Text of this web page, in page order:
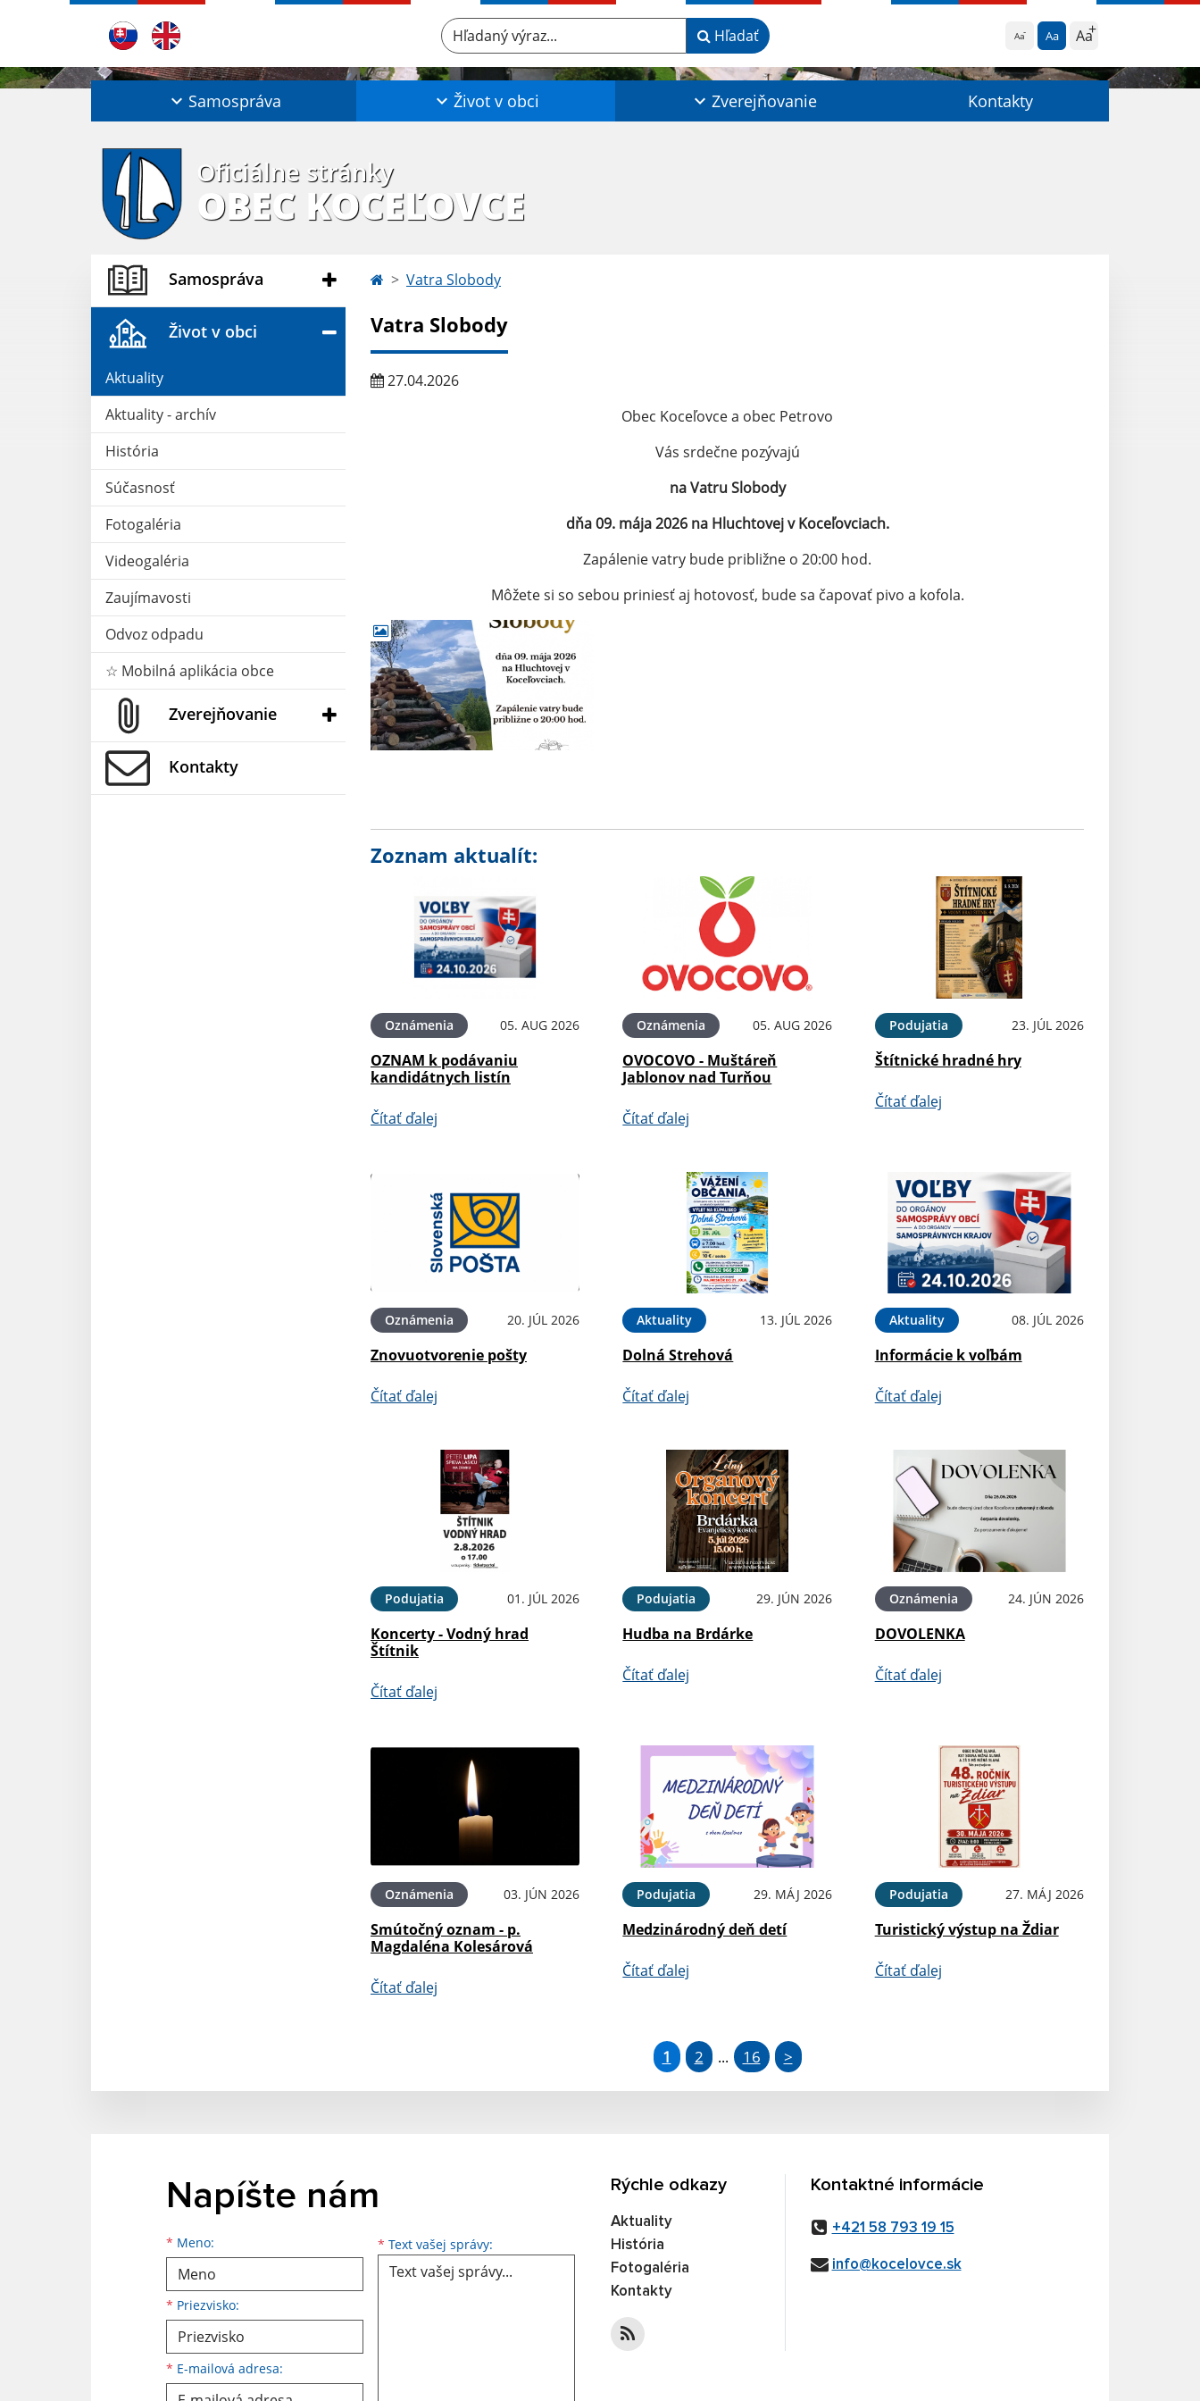
Aa Aa Aa
Hľadaný výraz... Hľadať
Samospráva Život v obci Zverejňovanie Kontakty
Oficiálne stránky
OBEC KOCEĽOVCE
Samospráva
Život v obci
Aktuality
Aktuality - archív
História
Súčasnosť
Fotogaléria
Videogaléria
Zaujímavosti
Odvoz odpadu
☆ Mobilná aplikácia obce
Zverejňovanie
Kontakty
Vatra Slobody
Vatra Slobody
27.04.2026
Obec Koceľovce a obec Petrovo
Vás srdečne pozývajú
na Vatru Slobody
dňa 09. mája 2026 na Hluchtovej v Koceľovciach.
Zapálenie vatry bude približne o 20:00 hod.
Môžete si so sebou priniesť aj hotovosť, bude sa čapovať pivo a kofola.
Zoznam aktualít:
Oznámenia 05. AUG 2026
OZNAM k podávaniu
kandidátnych listín
Čítať ďalej
Oznámenia 05. AUG 2026
OVOCOVO - Muštáreň
Jablonov nad Turňou
Čítať ďalej
Podujatia 23. JÚL 2026
Štítnické hradné hry
Čítať ďalej
Oznámenia 20. JÚL 2026
Znovuotvorenie pošty
Čítať ďalej
Aktuality 13. JÚL 2026
Dolná Strehová
Čítať ďalej
Aktuality 08. JÚL 2026
Informácie k voľbám
Čítať ďalej
Podujatia 01. JÚL 2026
Koncerty - Vodný hrad
Štítnik
Čítať ďalej
Podujatia 29. JÚN 2026
Hudba na Brdárke
Čítať ďalej
Oznámenia 24. JÚN 2026
DOVOLENKA
Čítať ďalej
Oznámenia 03. JÚN 2026
Smútočný oznam - p.
Magdaléna Kolesárová
Čítať ďalej
Podujatia 29. MÁJ 2026
Medzinárodný deň detí
Čítať ďalej
Podujatia 27. MÁJ 2026
Turistický výstup na Ždiar
Čítať ďalej
1 2 ... 16 >
Napíšte nám
* Meno:
Meno
* Priezvisko:
Priezvisko
* E-mailová adresa:
E-mailová adresa * Text vašej správy: Text vašej správy...
Rýchle odkazy
Aktuality
História
Fotogaléria
Kontakty
Kontaktné informácie
+421 58 793 19 15
info@kocelovce.sk